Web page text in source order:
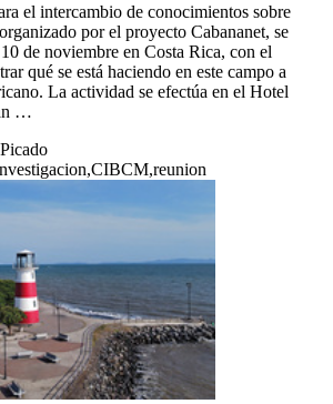
el intercambio de conocimientos sobre
por el proyecto Cabananet, se
de noviembre en Costa Rica, con el
qué se está haciendo en este campo a
La actividad se efectúa en el Hotel
…